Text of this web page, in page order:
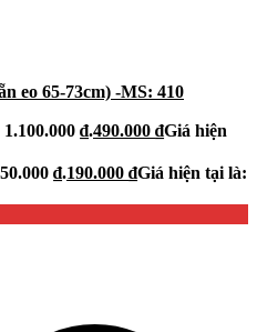
eo 65-73cm) -MS: 410
₫.490.000 ₫Giá hiện
₫.190.000 ₫Giá hiện tại là: